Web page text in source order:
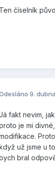
Ten číselník
9.
fakt nevim,
je mi
už jsme u
bral